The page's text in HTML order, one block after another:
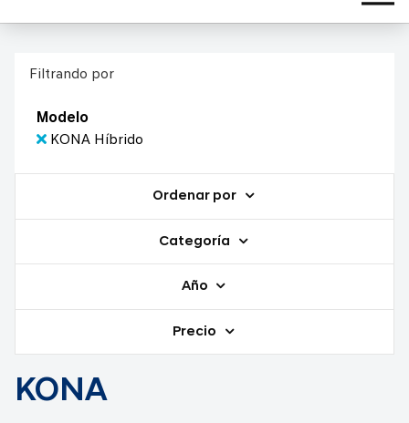
Filtrando por
Modelo
KONA Híbrido
Ordenar por
Categoría
Año
Precio
KONA